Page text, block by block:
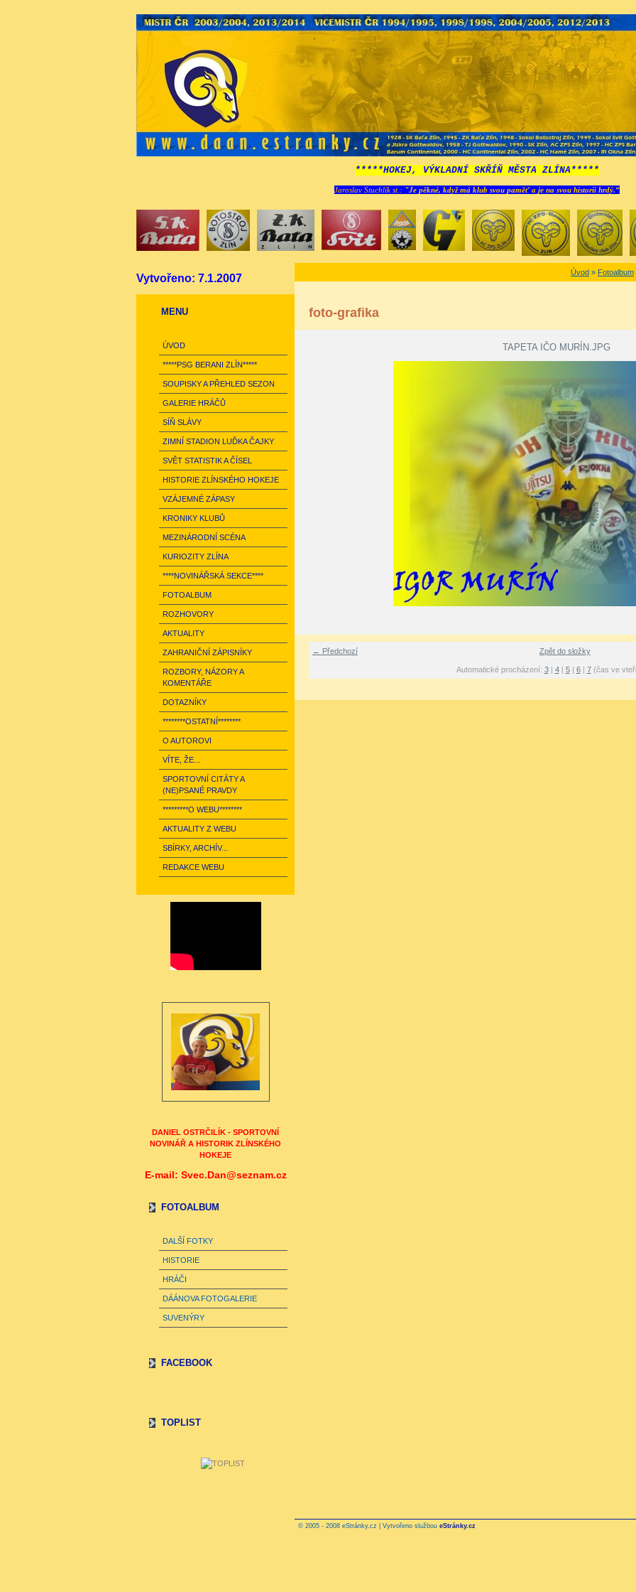
*****HOKEJ, VÝKLADNÍ SKŘÍŇ MĚSTA ZLÍNA*****
Jaroslav Stuchlík st.: "Je pěkné, když má klub svou paměť a je na svou historii hrdý.“
Vytvořeno: 7.1.2007
MENU
ÚVOD
*****PSG BERANI ZLÍN*****
SOUPISKY A PŘEHLED SEZON
GALERIE HRÁČŮ
SÍŇ SLÁVY
ZIMNÍ STADION LUĎKA ČAJKY
SVĚT STATISTIK A ČÍSEL
HISTORIE ZLÍNSKÉHO HOKEJE
VZÁJEMNÉ ZÁPASY
KRONIKY KLUBŮ
MEZINÁRODNÍ SCÉNA
KURIOZITY ZLÍNA
****NOVINÁŘSKÁ SEKCE****
FOTOALBUM
ROZHOVORY
AKTUALITY
ZAHRANIČNÍ ZÁPISNÍKY
ROZBORY, NÁZORY A
KOMENTÁŘE
DOTAZNÍKY
********OSTATNÍ********
O AUTOROVI
VÍTE, ŽE...
SPORTOVNÍ CITÁTY A
(NE)PSANÉ PRAVDY
*********O WEBU********
AKTUALITY Z WEBU
SBÍRKY, ARCHÍV...
REDAKCE WEBU
DANIEL OSTRČILÍK - SPORTOVNÍ
NOVINÁŘ A HISTORIK ZLÍNSKÉHO
HOKEJE
E-mail: Svec.Dan@seznam.cz
FOTOALBUM
DALŠÍ FOTKY
HISTORIE
HRÁČI
DÁÁNOVA FOTOGALERIE
SUVENÝRY
FACEBOOK
TOPLIST
Úvod » Fotoalbum
foto-grafika
TAPETA IČO MURÍN.JPG
← Předchozí Zpět do složky
Automatické procházení: 3| 4| 5| 6| 7(čas ve
© 2005 - 2008 eStránky.cz | Vytvořeno službou eStránky.cz